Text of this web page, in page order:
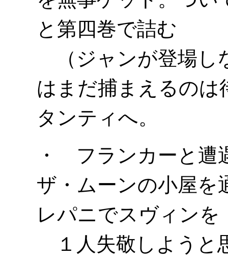
と第四巻で詰む
（ジャンが登場し
はまだ捕まえるの
タンティへ。
・ フランカーと
ザ・ムーンの小屋を
レパニでスヴィンを
１人失敬しようと